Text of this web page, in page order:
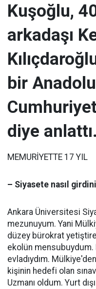
Kuşoğlu,
arkadaşı
bir
diye anlattı.
MEMURİYETTE 17 YIL
– Siyasete nasıl
Ankara Üniversitesi
mezunuyum. Yani
düzey bürokrat
ekolün
evladıydım.
kişinin hedefi olan
Uzmanı oldum. Yurt